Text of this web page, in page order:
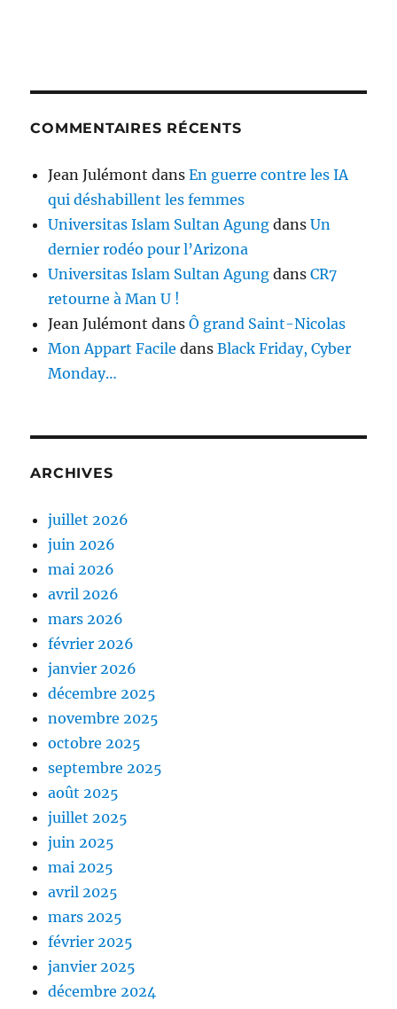
COMMENTAIRES RÉCENTS
Jean Julémont dansEn guerre contre les IA
qui déshabillent les femmes
Universitas Islam Sultan Agung dansUn
dernier rodéo pour l’Arizona
Universitas Islam Sultan Agung dansCR7
retourne à Man U !
Jean Julémont dansÔ grand Saint-Nicolas
Mon Appart Facile dansBlack Friday, Cyber
Monday…
ARCHIVES
juillet 2026
juin 2026
mai 2026
avril 2026
mars 2026
février 2026
janvier 2026
décembre 2025
novembre 2025
octobre 2025
septembre 2025
août 2025
juillet 2025
juin 2025
mai 2025
avril 2025
mars 2025
février 2025
janvier 2025
décembre 2024